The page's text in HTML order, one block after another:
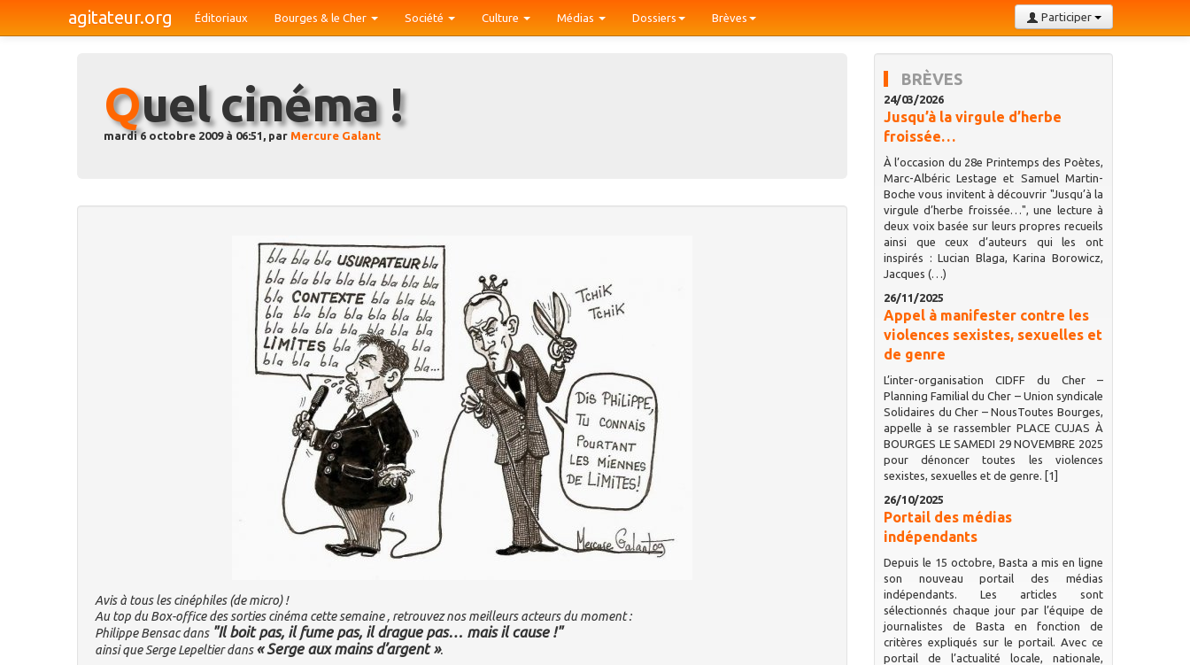
agitateur.org Participer
Éditoriaux Bourges & le Cher Société Culture Médias Dossiers Brèves
Quel cinéma !
mardi 6 octobre 2009 à 06:51, par Mercure Galant
Avis à tous les cinéphiles (de micro) !
Au top du Box-office des sorties cinéma cette semaine , retrouvez nos meilleurs acteurs du moment :
Philippe Bensac dans "Il boit pas, il fume pas, il drague pas… mais il cause !"
ainsi que Serge Lepeltier dans« Serge aux mains d’argent ».
BRÈVES
24/03/2026
Jusqu’à la virgule d’herbe
froissée…
À l’occasion du 28e Printemps des Poètes,
Marc-Albéric Lestage et Samuel Martin-
Boche vous invitent à découvrir "Jusqu’à la
virgule d’herbe froissée…", une lecture à
deux voix basée sur leurs propres recueils
ainsi que ceux d’auteurs qui les ont
inspirés : Lucian Blaga, Karina Borowicz,
Jacques (…)
26/11/2025
Appel à manifester contre les
violences sexistes, sexuelles et
de genre
L’inter-organisation CIDFF du Cher –
Planning Familial du Cher – Union syndicale
Solidaires du Cher – NousToutes Bourges,
appelle à se rassembler PLACE CUJAS À
BOURGES LE SAMEDI 29 NOVEMBRE 2025
pour dénoncer toutes les violences
sexistes, sexuelles et de genre. [1]
26/10/2025
Portail des médias
indépendants
Depuis le 15 octobre, Basta a mis en ligne
son nouveau portail des médias
indépendants. Les articles sont
sélectionnés chaque jour par l’équipe de
journalistes de Basta en fonction de
critères expliqués sur le portail. Avec ce
portail de l’actualité locale, nationale,